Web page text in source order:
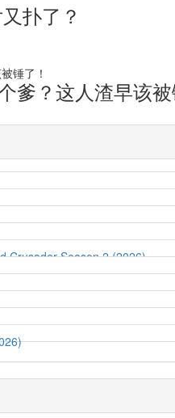
扑了？
爹？这人渣早该
Crusader Season 2 (2026)